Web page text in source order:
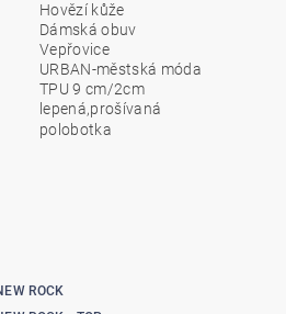
Hovězí kůže
Dámská obuv
Vepřovice
URBAN-městská móda
TPU 9 cm/2cm
lepená,prošívaná
polobotka
ROCK